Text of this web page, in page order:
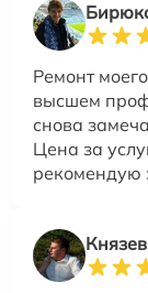
Ремонт
высшем
снова
Цена за
рекомендую